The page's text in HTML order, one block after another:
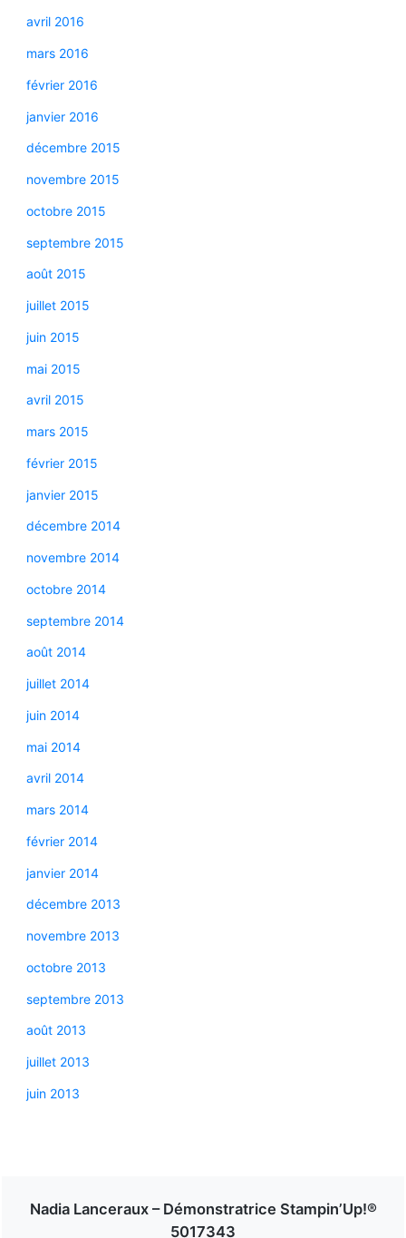
avril 2016
mars 2016
février 2016
janvier 2016
décembre 2015
novembre 2015
octobre 2015
septembre 2015
août 2015
juillet 2015
juin 2015
mai 2015
avril 2015
mars 2015
février 2015
janvier 2015
décembre 2014
novembre 2014
octobre 2014
septembre 2014
août 2014
juillet 2014
juin 2014
mai 2014
avril 2014
mars 2014
février 2014
janvier 2014
décembre 2013
novembre 2013
octobre 2013
septembre 2013
août 2013
juillet 2013
juin 2013
Nadia Lanceraux – Démonstratrice Stampin’Up!®
5017343